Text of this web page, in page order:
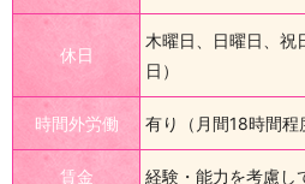
休日
木曜日、日曜日、祝
日）
時間外労働 有り（月間18時間程
賃金 経験・能力を考慮し